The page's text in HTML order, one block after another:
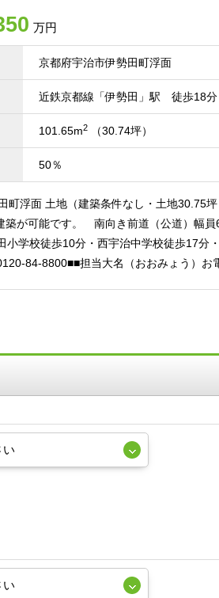
万円
京都府宇治市伊勢田町浮面
近鉄京都線「伊勢田」駅 徒歩18分
101.65m2 （30.74坪）
50％
田町浮面 土地（建築条件なし・土地
築が可能です。 南向き前道（公道）幅
学校徒歩10分・西宇治中学校徒歩17
84-8800■■担当大名（おおみょう）